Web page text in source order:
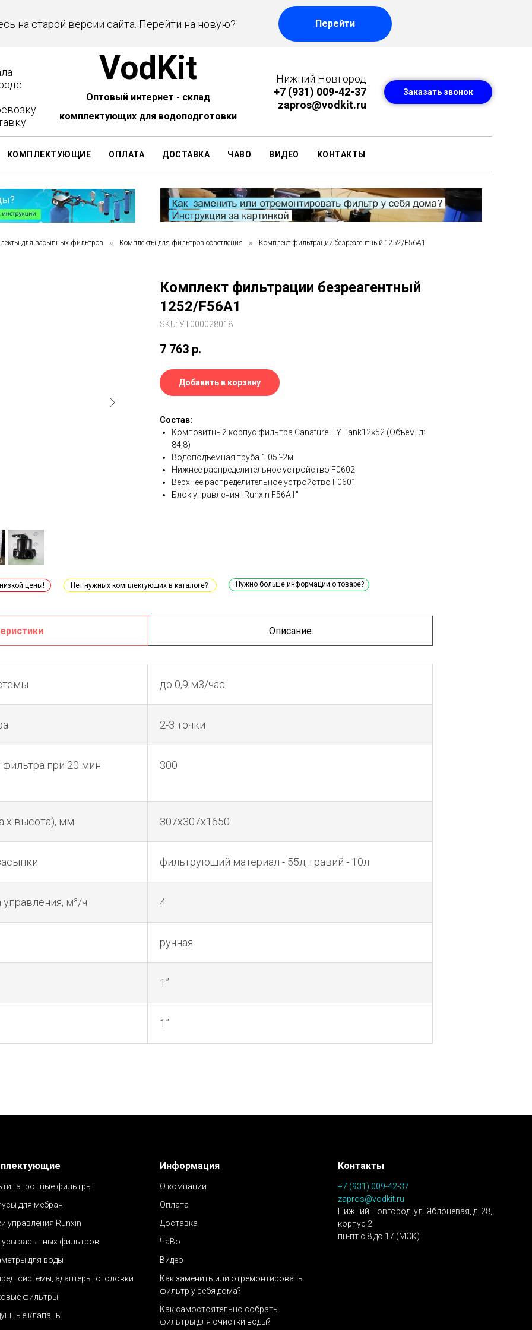
на старой версии сайта. Перейти на новую? Перейти
VodKit
Оптовый интернет - склад
комплектующих для водоподготовки
Нижний Новгород
+7 (931) 009-42-37
zapros@vodkit.ru
Заказать звонок
КОМПЛЕКТУЮЩИЕ ОПЛАТА ДОСТАВКА ЧАВО ВИДЕО КОНТАКТЫ
для засыпных фильтров » Комплекты для фильтров осветления » Комплект фильтрации безреагентный 1252/F56A1
Комплект фильтрации безреагентный
1252/F56A1
SKU: УТ000028018
7 763 р.
Добавить в корзину
Состав:
Композитный корпус фильтра Canature HY Tank12×52 (Объем, л:
84,8)
Водоподъемная труба 1,05"-2м
Нижнее распределительное устройство F0602
Верхнее распределительное устройство F0601
Блок управления "Runxin F56A1"
цены! Нужно больше информации о товаре?
Нет нужных комплектующих в каталоге?
Описание
до 0,9 м3/час
2-3 точки
при 20 мин
300
х высота), мм 307х307х1650
фильтрующий материал - 55л, гравий - 10л
м³/ч 4
ручная
1”
1”
фильтры
для мебран
управления Runxin
засыпных фильтров
для воды
системы, адаптеры, оголовки
фильтры
клапаны
Информация
О компании
Оплата
Доставка
ЧаВо
Видео
Как заменить или отремонтировать
фильтр у себя дома?
Как самостоятельно собрать
фильтры для очистки воды?
Контакты
+7 (931) 009-42-37
zapros@vodkit.ru
Нижний Новгород, ул. Яблоневая, д. 28,
корпус 2
пн-пт с 8 до 17 (МСК)